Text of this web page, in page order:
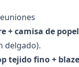
+ camisa de
delgado).
tejido fino +